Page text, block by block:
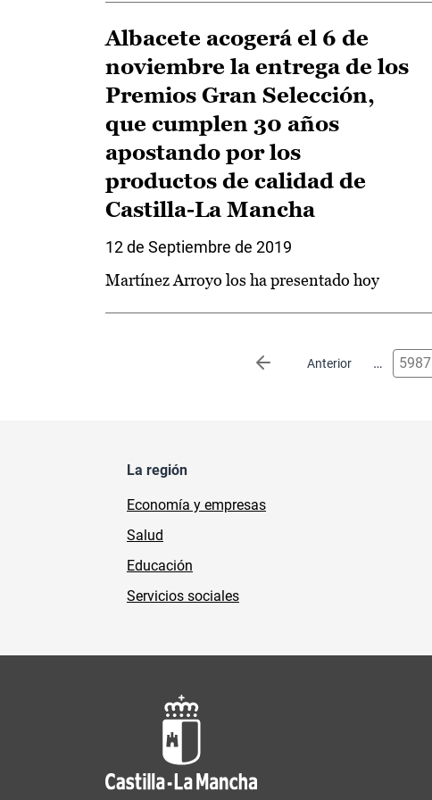
Albacete acogerá el 6 de
noviembre la entrega de los
Premios Gran Selección,
que cumplen 30 años
apostando por los
productos de calidad de
Castilla-La Mancha
12 de Septiembre de 2019
Martínez Arroyo los ha presentado hoy
Anterior
Página anterior … 5987
La región
Economía y empresas
Salud
Educación
Servicios sociales